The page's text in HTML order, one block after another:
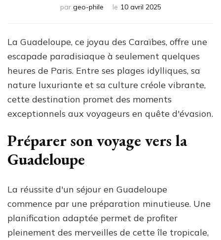
par geo-phile le 10 avril 2025
La Guadeloupe, ce joyau des Caraïbes, offre une
escapade paradisiaque à seulement quelques
heures de Paris. Entre ses plages idylliques, sa
nature luxuriante et sa culture créole vibrante,
cette destination promet des moments
exceptionnels aux voyageurs en quête d'évasion.
Préparer son voyage vers la
Guadeloupe
La réussite d'un séjour en Guadeloupe
commence par une préparation minutieuse. Une
planification adaptée permet de profiter
pleinement des merveilles de cette île tropicale,